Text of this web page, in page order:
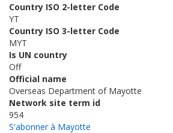
Country ISO 2-letter Code
YT
Country ISO 3-letter Code
MYT
Is UN country
Off
Official name
Overseas Department of Mayotte
Network site term id
954
S'abonner à Mayotte